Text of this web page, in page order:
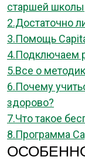
старшей школы
2.Достаточно
3.Помощь
4.Подключаем
5.Все о
6.Почему
здорово?
7.Что такое
8.Программа